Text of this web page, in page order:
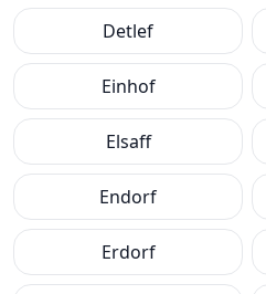
Detlef
Einhof
Elsaff
Endorf
Erdorf